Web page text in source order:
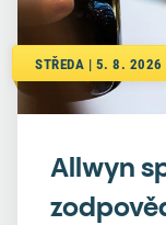
STŘEDA | 5. 8. 2026
Allwyn